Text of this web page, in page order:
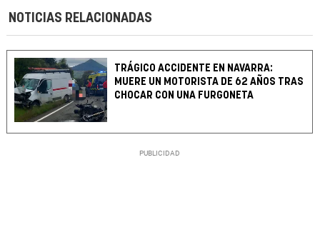
NOTICIAS RELACIONADAS
TRÁGICO ACCIDENTE EN NAVARRA:
MUERE UN MOTORISTA DE 62 AÑOS TRAS
CHOCAR CON UNA FURGONETA